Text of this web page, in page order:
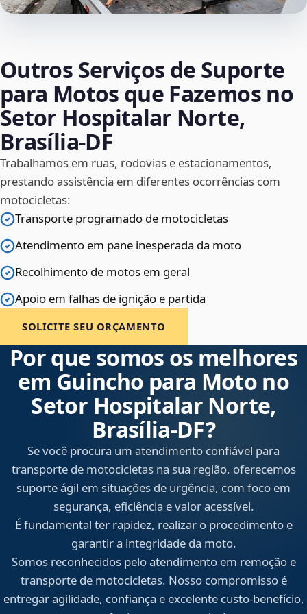
Outros Serviços de Suporte
para Motos que Fazemos no
Setor Hospitalar Norte,
Brasília‑DF
Trabalhamos em ruas, rodovias e estacionamentos,
prestando assistência em diferentes ocorrências com
motocicletas:
Transporte programado de motocicletas
Atendimento em pane inesperada da moto
Recolhimento de motos em geral
Apoio em falhas de ignição e partida
SOLICITE SEU ORÇAMENTO
Por que somos os melhores
em Guincho para Moto no
Setor Hospitalar Norte,
Brasília‑DF?
Se você procura um atendimento confiável para
transporte de motocicletas na sua região, oferecemos
suporte ágil em situações de urgência, com foco em
segurança, eficiência e valor acessível.
É fundamental ter rapidez, realizar o procedimento e
garantir a integridade da moto.
Somos reconhecidos pelo atendimento em remoção e
transporte de motocicletas. Nosso compromisso é
entregar agilidade, confiança e excelente custo-benefício,